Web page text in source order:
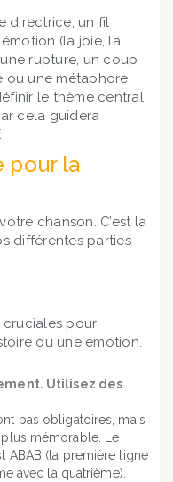
directrice, un fil
(la joie, la
rupture, un coup
ou une métaphore
le thème central
cela guidera
pour la
chanson. C’est la
différentes parties
cruciales pour
ou une émotion.
Utilisez des
pas obligatoires, mais
mémorable. Le
ABAB (la première ligne
avec la quatrième).